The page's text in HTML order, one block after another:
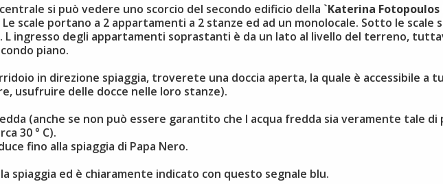
si può vedere uno scorcio del secondo edificio della`Katerina
scale portano a 2 appartamenti a 2 stanze ed ad un monolocale. Sotto le scale
L ingresso degli appartamenti soprastanti è da un lato al livello del terreno,
piano.
in direzione spiaggia, troverete una doccia aperta, la quale è accessibile a
usufruire delle docce nelle loro stanze).
(anche se non può essere garantito che l acqua fredda sia veramente tale
30 ° C).
fino alla spiaggia di Papa Nero.
spiaggia ed è chiaramente indicato con questo segnale blu.